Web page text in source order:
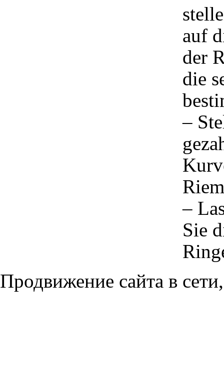
auf
der
die
–
–
Sie
Продвижение сайта в